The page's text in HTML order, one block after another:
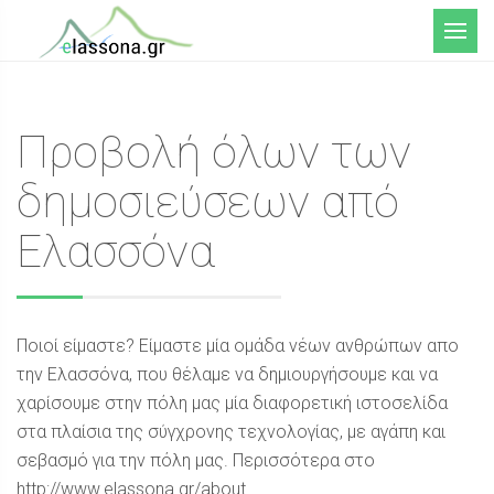
Μενού
Προβολή όλων των
δημοσιεύσεων από
Ελασσόνα
Ποιοί είμαστε? Είμαστε μία ομάδα νέων ανθρώπων απο
την Ελασσόνα, που θέλαμε να δημιουργήσουμε και να
χαρίσουμε στην πόλη μας μία διαφορετική ιστοσελίδα
στα πλαίσια της σύγχρονης τεχνολογίας, με αγάπη και
σεβασμό για την πόλη μας. Περισσότερα στο
http://www.elassona.gr/about